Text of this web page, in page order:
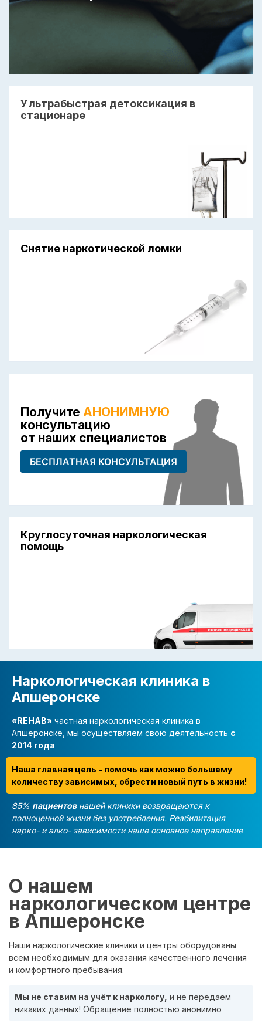
Ультрабыстрая детоксикация в
стационаре
Снятие наркотической ломки
Получите АНОНИМНУЮ
консультацию
от наших специалистов
БЕСПЛАТНАЯ КОНСУЛЬТАЦИЯ
Круглосуточная наркологическая
помощь
Наркологическая клиника в
Апшеронске
«REHAB» частная наркологическая клиника в
Апшеронске, мы осуществляем свою деятельность с
2014 года
Наша главная цель - помочь как можно большему
количеству зависимых, обрести новый путь в жизни!
85% пациентовнашей клиники возвращаются к
полноценной жизни без употребления. Реабилитация
нарко- и алко- зависимости наше основное направление
О нашем
наркологическом центре
в Апшеронске
Наши наркологические клиники и центры оборудованы
всем необходимым для оказания качественного лечения
и комфортного пребывания.
Мы не ставим на учёт к наркологу, и не передаем
никаких данных! Обращение полностью анонимно